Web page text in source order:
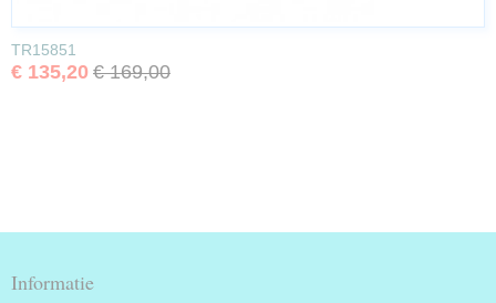
TR15851
€ 135,20 € 169,00
Informatie